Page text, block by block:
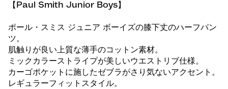
【Paul Smith Junior Boys】
ポール・スミス ジュニア ボーイズの膝下丈のハーフパン
ツ。
肌触りが良い上質な薄手のコットン素材。
ミックカラーストライプが美しいウエストリブ仕様。
カーゴポケットに施したゼブラがさり気ないアクセント。
レギュラーフィットスタイル。